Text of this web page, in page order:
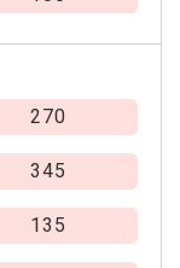
270
345
135